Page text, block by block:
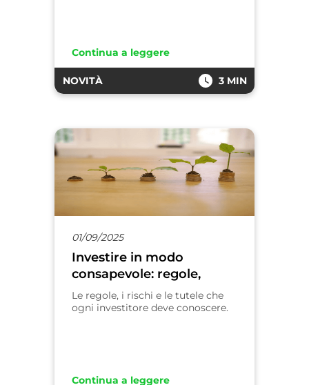
Continua a leggere
NOVITÀ 3 MIN
01/09/2025
Investire in modo
consapevole: regole,
profili di rischio e tutela
per i risparmiatori
Le regole, i rischi e le tutele che
ogni investitore deve conoscere.
Continua a leggere